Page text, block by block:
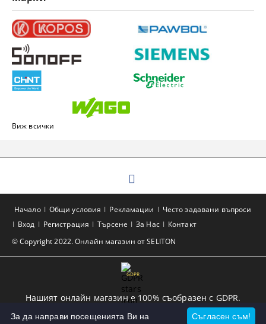
Виж всички
© Copyright 2022. Онлайн магазин от SELITON
Начало Общи условия Рекламации
Често задавани въпроси
Вход
Регистрация Търсене За Нас Контакт
GDPR
Нашият онлайн магазин е 100% съобразен с GDPR.
Прочетете нашата политика
Съгласен съм!
За да направи посещенията Ви на